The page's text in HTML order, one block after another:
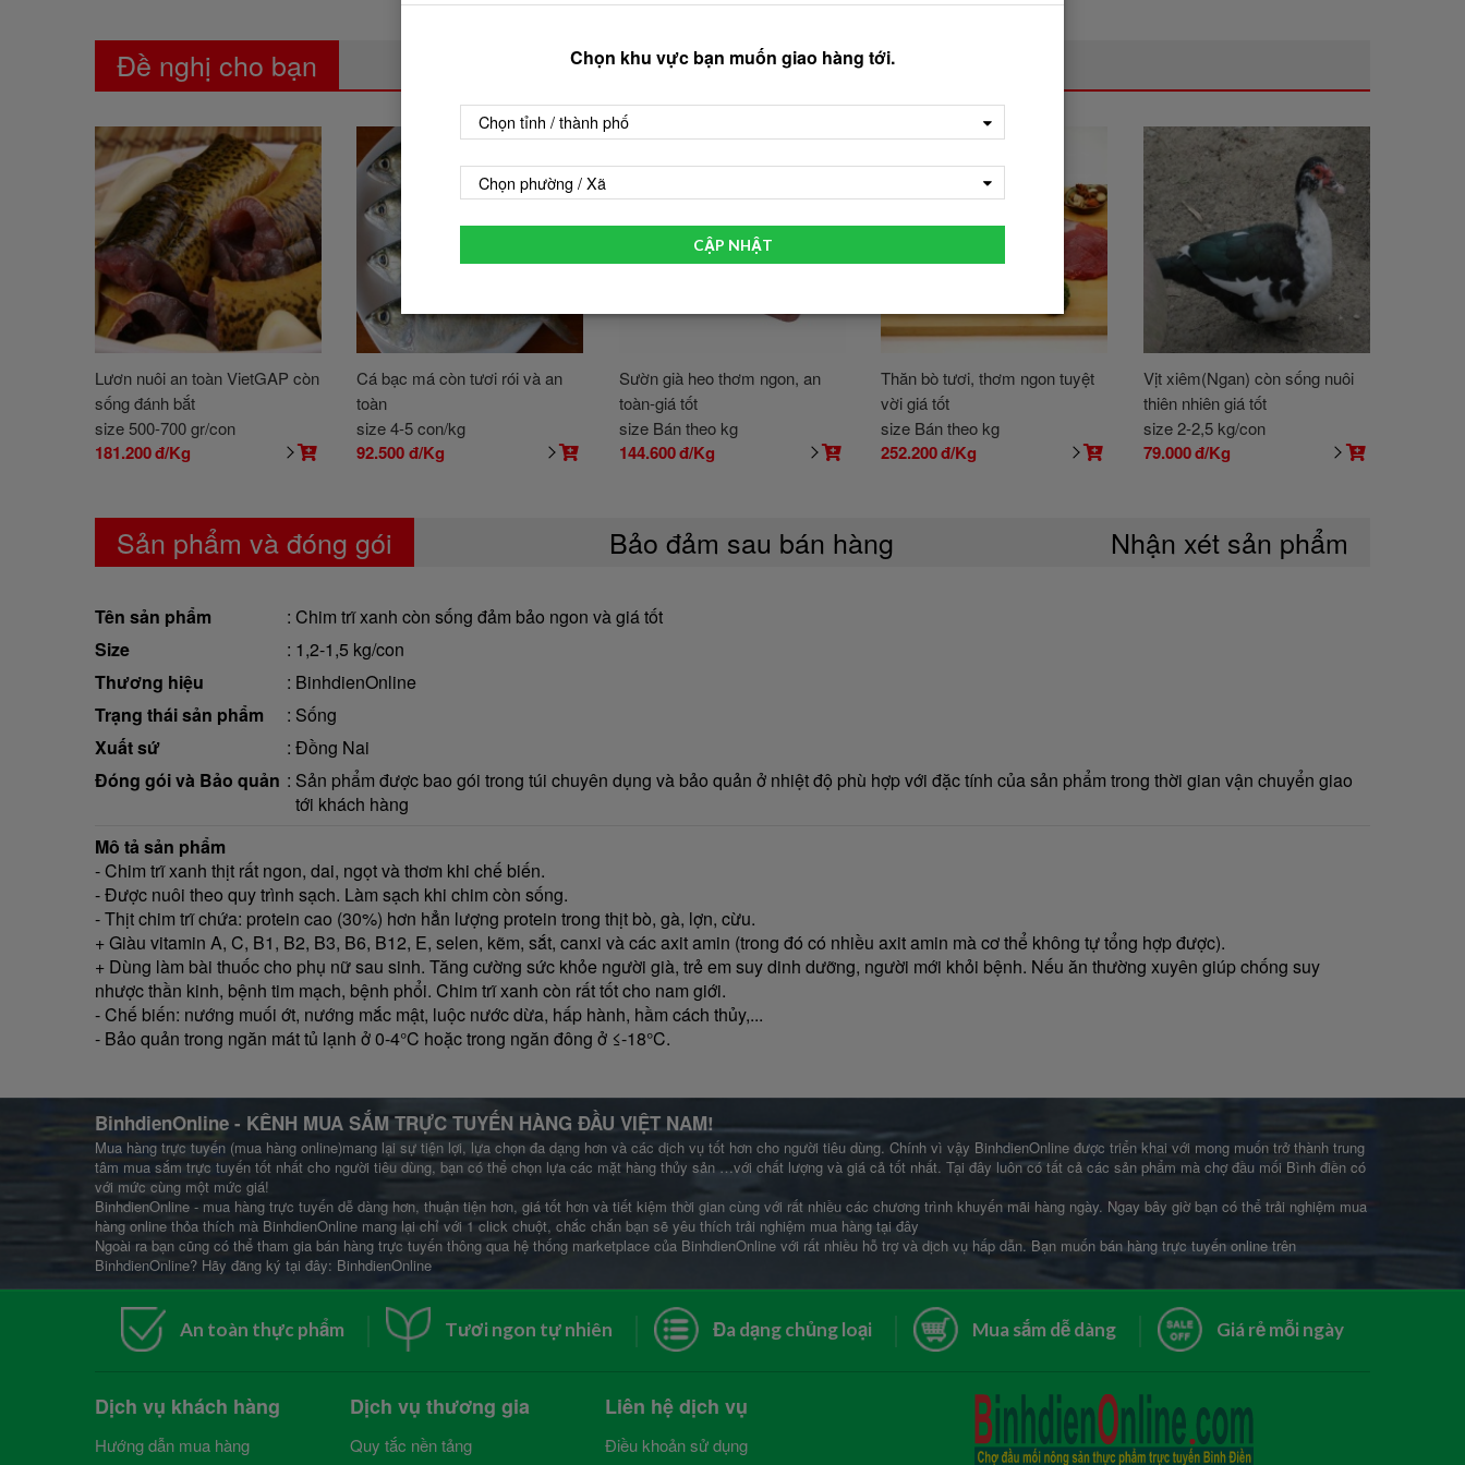
Đề nghị cho bạn
Lươn nuôi an toàn VietGAP còn
sống đánh bắt
size 500-700 gr/con
181.200đ/Kg
Cá bạc má còn tươi rói và an
toàn
size 4-5 con/kg
92.500đ/Kg
Sườn già heo thơm ngon, an
toàn-giá tốt
size Bán theo kg
144.600đ/Kg
Thăn bò tươi, thơm ngon tuyệt
vời giá tốt
size Bán theo kg
252.200đ/Kg
Vịt xiêm(Ngan) còn sống nuôi
thiên nhiên giá tốt
size 2-2,5 kg/con
79.000đ/Kg
Sản phẩm và đóng gói Bảo đảm sau bán hàng Nhận xét sản phẩm
Tên sản phẩm
Chim trĩ xanh còn sống đảm bảo ngon và giá tốt
Size
1,2-1,5 kg/con
Thương hiệu
BinhdienOnline
Trạng thái sản phẩm
Sống
Xuất sứ
Đồng Nai
Đóng gói và Bảo quản
Sản phẩm được bao gói trong túi chuyên dụng và bảo quản ở nhiệt độ phù hợp với đặc tính của sản phẩm trong thời gian vận chuyển giao
tới khách hàng
Mô tả sản phẩm
- Chim trĩ xanh thịt rất ngon, dai, ngọt và thơm khi chế biến.
- Được nuôi theo quy trình sạch. Làm sạch khi chim còn sống.
- Thịt chim trĩ chứa: protein cao (30%) hơn hẳn lượng protein trong thịt bò, gà, lợn, cừu.
+ Giàu vitamin A, C, B1, B2, B3, B6, B12, E, selen, kẽm, sắt, canxi và các axit amin (trong đó có nhiều axit amin mà cơ thể không tự tổng hợp được).
+ Dùng làm bài thuốc cho phụ nữ sau sinh. Tăng cường sức khỏe người già, trẻ em suy dinh dưỡng, người mới khỏi bệnh. Nếu ăn thường xuyên giúp chống suy
nhược thần kinh, bệnh tim mạch, bệnh phổi. Chim trĩ xanh còn rất tốt cho nam giới.
- Chế biến: nướng muối ớt, nướng mắc mật, luộc nước dừa, hấp hành, hầm cách thủy,...
- Bảo quản trong ngăn mát tủ lạnh ở 0-4°C hoặc trong ngăn đông ở ≤-18°C.
BinhdienOnline - KÊNH MUA SẮM TRỰC TUYẾN HÀNG ĐẦU VIỆT NAM!
Mua hàng trực tuyến (mua hàng online)mang lại sự tiện lợi, lựa chọn đa dạng hơn và các dịch vụ tốt hơn cho người tiêu dùng. Chính vì vậy BinhdienOnline được triển khai với mong muốn trở thành trung
tâm mua sắm trực tuyến tốt nhất cho người tiêu dùng, bạn có thể chọn lựa các mặt hàng thủy sản …với chất lượng và giá cả tốt nhất. Tại đây luôn có tất cả các sản phẩm mà chợ đầu mối Bình điền có
với mức cùng một mức giá!
BinhdienOnline - mua hàng trực tuyến dễ dàng hơn, thuận tiện hơn, giá tốt hơn và tiết kiệm thời gian cùng với rất nhiều các chương trình khuyến mãi hàng ngày. Ngay bây giờ bạn có thể trải nghiệm mua
hàng online thỏa thích mà BinhdienOnline mang lại chỉ với 1 click chuột, chắc chắn bạn sẽ yêu thích trải nghiệm mua hàng tại đây
Ngoài ra bạn cũng có thể tham gia bán hàng trực tuyến thông qua hệ thống marketplace của BinhdienOnline với rất nhiều hỗ trợ và dịch vụ hấp dẫn. Bạn muốn bán hàng trực tuyến online trên
BinhdienOnline? Hãy đăng ký tại đây: BinhdienOnline
An toàn thực phẩm Tươi ngon tự nhiên Đa dạng chủng loại Mua sắm dễ dàng Giá rẻ mỗi ngày
Dịch vụ khách hàng
Hướng dẫn mua hàng
Dịch vụ thương gia
Quy tắc nền tảng
Liên hệ dịch vụ
Điều khoản sử dụng
Chọn khu vực bạn muốn giao hàng tới.
Chọn tỉnh / thành phố
Chọn phường / Xã
CẬP NHẬT